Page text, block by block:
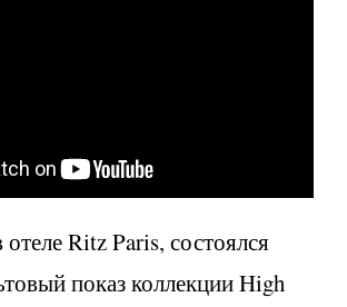
Ritz Paris, состоялся
показколлекции High